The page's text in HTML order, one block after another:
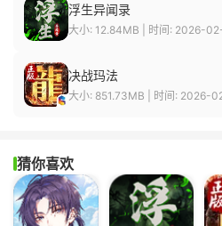
浮生异闻录
大小: 12.84MB | 时间: 2026-
决战玛法
大小: 851.73MB | 时间: 2026-
猜你喜欢